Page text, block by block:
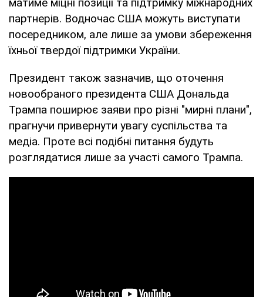
партнерів. Водночас США можуть виступати
посередником, але лише за умови збереження
їхньої твердої підтримки України.
Президент також зазначив, що оточення
новообраного президента США Дональда
Трампа поширює заяви про різні "мирні плани",
прагнучи привернути увагу суспільства та
медіа. Проте всі подібні питання будуть
розглядатися лише за участі самого Трампа.